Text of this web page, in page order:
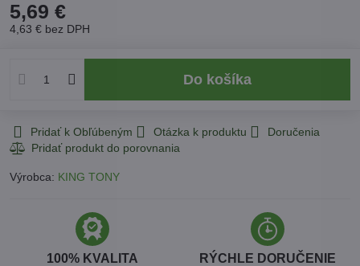
5,69 €
4,63 € bez DPH
Do košíka
Pridať k Obľúbeným Otázka k produktu Doručenia
Výrobca: KING TONY
100% KVALITA
RÝCHLE DORUČENIE